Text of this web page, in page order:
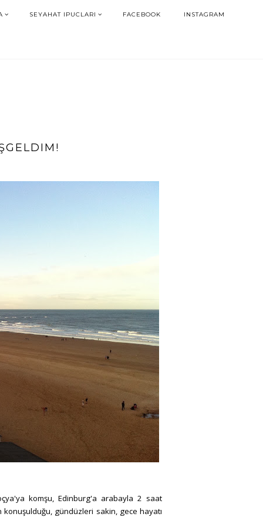
SEYAHAT IPUCLARI FACEBOOK INSTAGRAM
komşu, Edinburg'a arabayla 2 saat
konuşulduğu, gündüzleri sakin, gece hayatı